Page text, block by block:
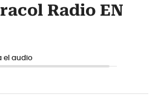
Radio EN
el audio